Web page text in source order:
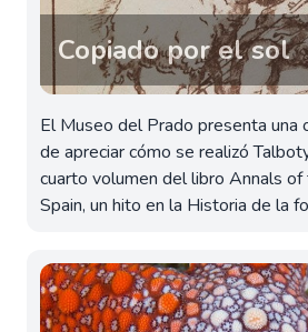
Copiado por el sol
El Museo del Prado presenta una
de apreciar cómo se realizó
cuarto volumen del libro Annals
Spain, un hito en la Historia de la